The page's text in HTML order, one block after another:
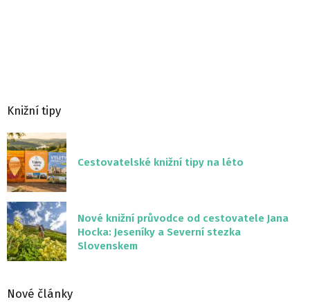
Knižní tipy
Cestovatelské knižní tipy na léto
Nové knižní průvodce od cestovatele Jana
Hocka: Jeseníky a Severní stezka
Slovenskem
Nové články